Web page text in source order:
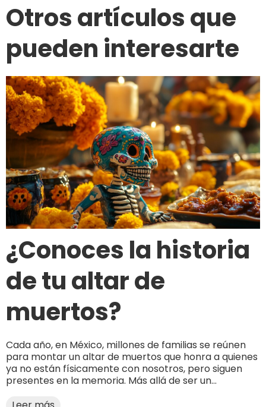
Otros artículos que
pueden interesarte
¿Conoces la historia
de tu altar de
muertos?
Cada año, en México, millones de familias se reúnen
para montar un altar de muertos que honra a quienes
ya no están físicamente con nosotros, pero siguen
presentes en la memoria. Más allá de ser un...